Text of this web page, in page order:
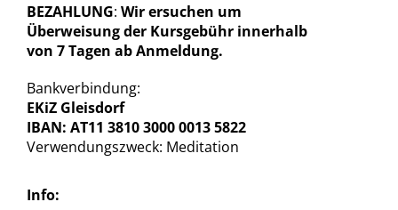
BEZAHLUNG: Wir ersuchen um
Überweisung der Kursgebühr innerhalb
von 7 Tagen ab Anmeldung.
Bankverbindung:
EKiZ Gleisdorf
IBAN: AT11 3810 3000 0013 5822
Verwendungszweck: Meditation
Info: